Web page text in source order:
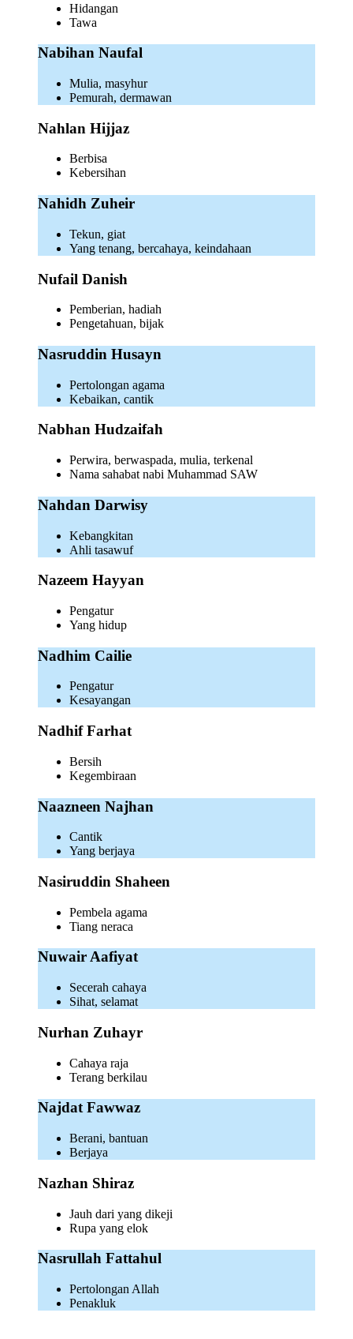
Hidangan
Tawa
Nabihan Naufal
Mulia, masyhur
Pemurah, dermawan
Nahlan Hijjaz
Berbisa
Kebersihan
Nahidh Zuheir
Tekun, giat
Yang tenang, bercahaya, keindahaan
Nufail Danish
Pemberian, hadiah
Pengetahuan, bijak
Nasruddin Husayn
Pertolongan agama
Kebaikan, cantik
Nabhan Hudzaifah
Perwira, berwaspada, mulia, terkenal
Nama sahabat nabi Muhammad SAW
Nahdan Darwisy
Kebangkitan
Ahli tasawuf
Nazeem Hayyan
Pengatur
Yang hidup
Nadhim Cailie
Pengatur
Kesayangan
Nadhif Farhat
Bersih
Kegembiraan
Naazneen Najhan
Cantik
Yang berjaya
Nasiruddin Shaheen
Pembela agama
Tiang neraca
Nuwair Aafiyat
Secerah cahaya
Sihat, selamat
Nurhan Zuhayr
Cahaya raja
Terang berkilau
Najdat Fawwaz
Berani, bantuan
Berjaya
Nazhan Shiraz
Jauh dari yang dikeji
Rupa yang elok
Nasrullah Fattahul
Pertolongan Allah
Penakluk